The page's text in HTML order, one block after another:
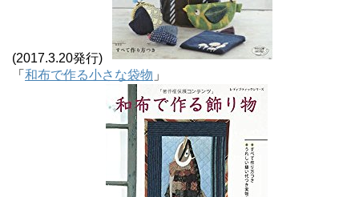
(2017.3.20発行)
「 和布で作る小さな袋物 」